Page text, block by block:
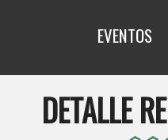
EVENTOS
DETALLE